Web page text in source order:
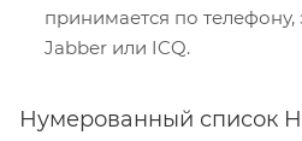
принимается по телефону,
Jabber или ICQ.
Нумерованный список